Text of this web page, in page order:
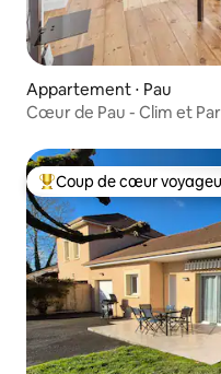
Appartement ⋅ Pau
Cœur de Pau - Clim et
Coups de cœur
Coup de cœur